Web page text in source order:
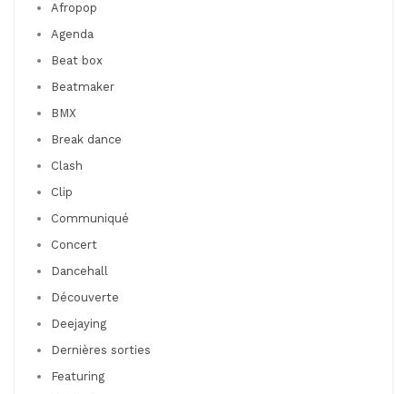
Afropop
Agenda
Beat box
Beatmaker
BMX
Break dance
Clash
Clip
Communiqué
Concert
Dancehall
Découverte
Deejaying
Dernières sorties
Featuring